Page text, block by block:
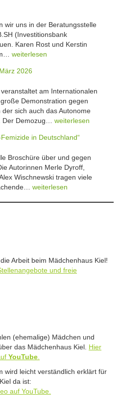
wir uns in der Beratungsstelle
(Investitionsbank
Karen Rost und Kerstin
D
n
e
a
n
d
e
B
.
S
H
!
weiterlesen
2026
am Internationalen
Demonstration gegen
sich auch das Autonome
Der Demozug… A
f
u
f
z
u
m
8
0
2
weiterlesen
in Deutschland“
Broschüre über und gegen
Autorinnen Merle Dyroff,
Wischnewski tragen viele
B
e
„
m
e
h
-
e
weiterlesen
Arbeit beim Mädchenhaus Kiel!
und freie
(ehemalige) Mädchen und
das Mädchenhaus Kiel. Hier
YouTube
wird leicht verständlich erklärt für
da ist:
auf YouTube.